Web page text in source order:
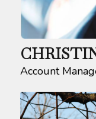
Account